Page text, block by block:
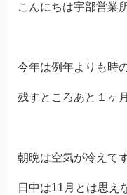
こんにちは宇部営業
今年は例年よりも時
残すところあと１ヶ
朝晩は空気が冷えて
日中は11月とは思え